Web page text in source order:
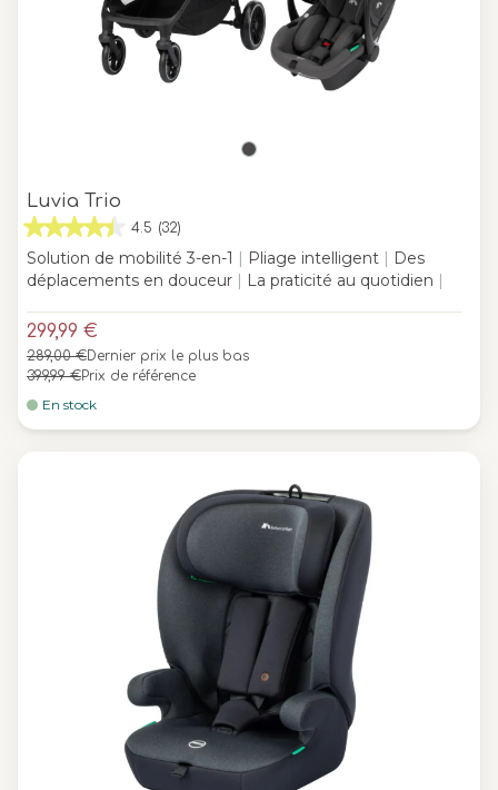
Luvia Trio
4.5 (32)
Solution de mobilité 3-en-1 | Pliage intelligent | Des
déplacements en douceur | La praticité au quotidien |
299,99 €
289,00 €Dernier prix le plus bas
399,99 €Prix de référence
En stock